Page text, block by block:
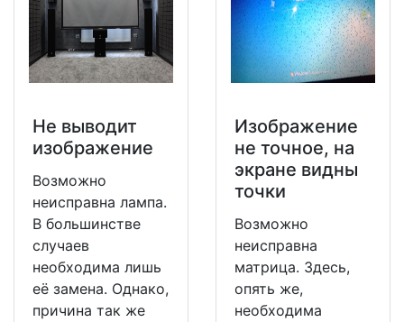
Не выводит
изображение
Возможно
неисправна лампа.
В большинстве
случаев
необходима лишь
её замена. Однако,
причина так же
Изображение
не точное, на
экране видны
точки
Возможно
неисправна
матрица. Здесь,
опять же,
необходима